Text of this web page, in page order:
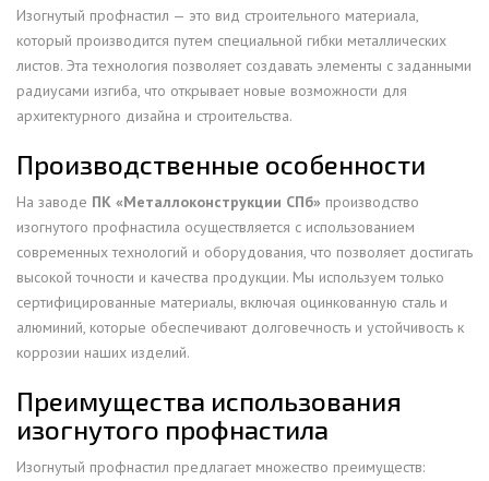
Изогнутый профнастил — это вид строительного материала,
который производится путем специальной гибки металлических
листов. Эта технология позволяет создавать элементы с заданными
радиусами изгиба, что открывает новые возможности для
архитектурного дизайна и строительства.
Производственные особенности
На заводе ПК «Металлоконструкции СПб» производство
изогнутого профнастила осуществляется с использованием
современных технологий и оборудования, что позволяет достигать
высокой точности и качества продукции. Мы используем только
сертифицированные материалы, включая оцинкованную сталь и
алюминий, которые обеспечивают долговечность и устойчивость к
коррозии наших изделий.
Преимущества использования
изогнутого профнастила
Изогнутый профнастил предлагает множество преимуществ: